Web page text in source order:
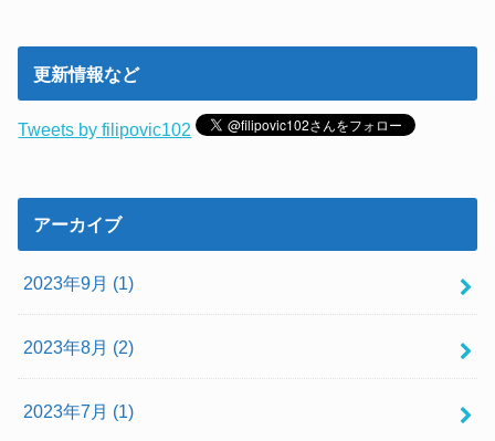
更新情報など
Tweets by filipovic102
アーカイブ
2023年9月 (1)
2023年8月 (2)
2023年7月 (1)